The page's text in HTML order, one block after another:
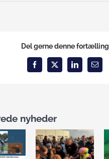
Del gerne denne fortælling
Facebook
X LinkedInEmail
nyheder